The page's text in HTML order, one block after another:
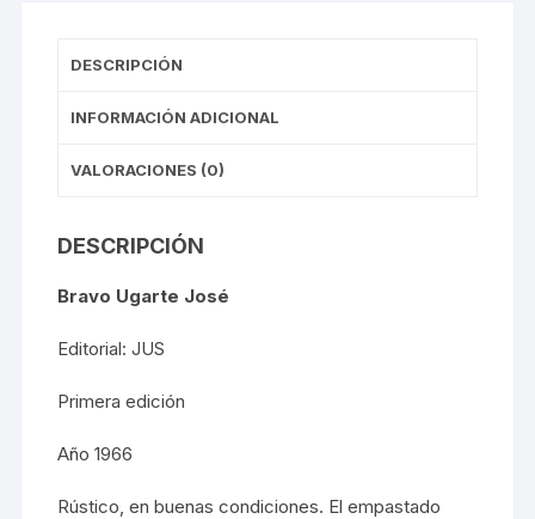
DESCRIPCIÓN
INFORMACIÓN ADICIONAL
VALORACIONES (0)
DESCRIPCIÓN
Bravo Ugarte José
Editorial: JUS
Primera edición
Año 1966
Rústico, en buenas condiciones. El empastado